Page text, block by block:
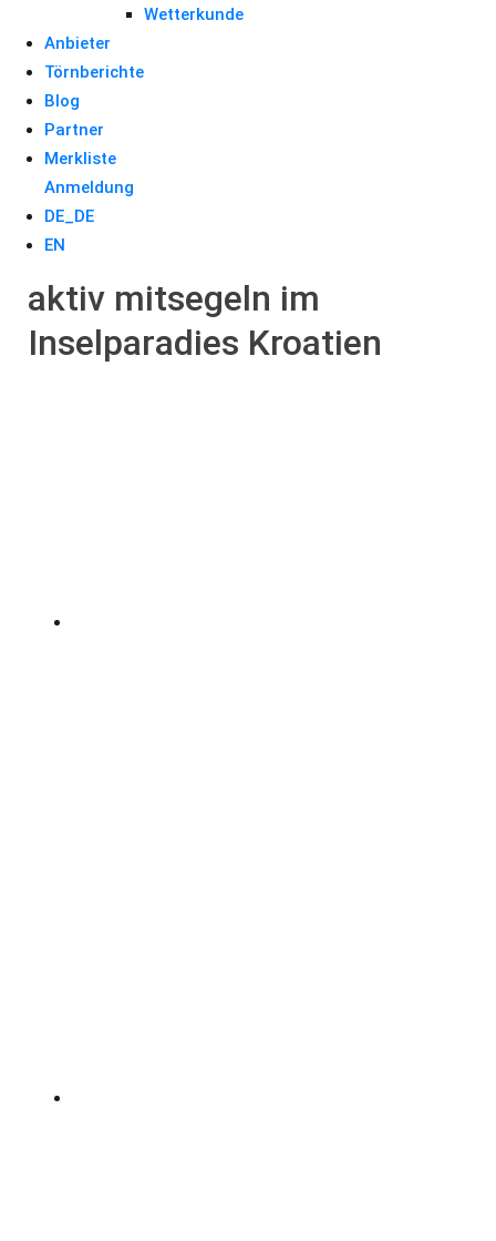
Wetterkunde
Anbieter
Törnberichte
Blog
Partner
Merkliste
Anmeldung
DE_DE
EN
aktiv mitsegeln im
Inselparadies Kroatien